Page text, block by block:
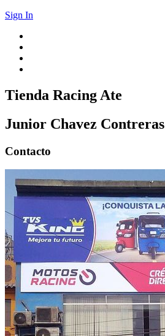
Sign In
Tienda Racing Ate
Junior Chavez Contreras
Contacto